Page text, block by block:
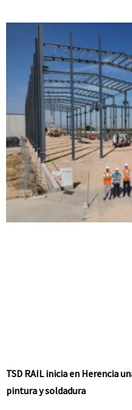
TSD RAIL inicia en Herencia
pintura y soldadura